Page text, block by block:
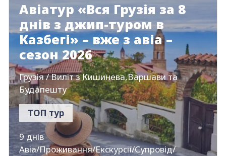
Авіатур «Вся Грузія за 8
днів з джип-туром в
Казбегі» – вже з авіа –
сезон 2026
Грузія / Виліт з Кишинева,Варшави та
Будапешту
ТОП тур
9 днів
Авіа/Проживання/Екскурсії/Супровід/